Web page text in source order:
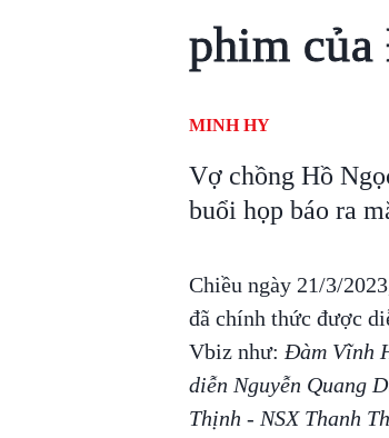
phim
MINH HY
Vợ chồng Hồ
buổi họp báo ra
Chiều ngày 21/3/
đã chính thức được
Vbiz như: Đàm Vĩnh
diễn Nguyễn Quang
Thịnh - NSX Thanh